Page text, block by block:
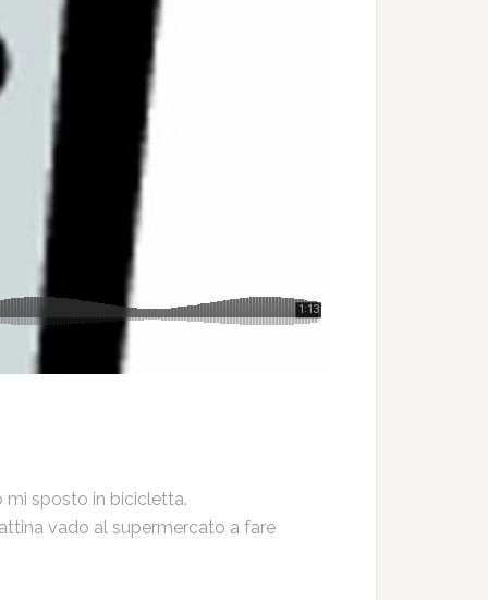
mi sposto in bicicletta.
vado al supermercato a fare